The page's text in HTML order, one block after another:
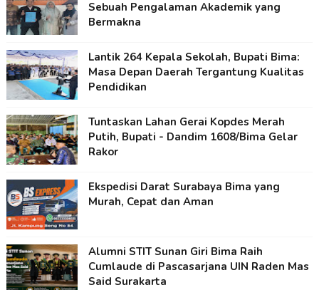
Sebuah Pengalaman Akademik yang
Bermakna
Lantik 264 Kepala Sekolah, Bupati Bima:
Masa Depan Daerah Tergantung Kualitas
Pendidikan
Tuntaskan Lahan Gerai Kopdes Merah
Putih, Bupati - Dandim 1608/Bima Gelar
Rakor
Ekspedisi Darat Surabaya Bima yang
Murah, Cepat dan Aman
Alumni STIT Sunan Giri Bima Raih
Cumlaude di Pascasarjana UIN Raden Mas
Said Surakarta